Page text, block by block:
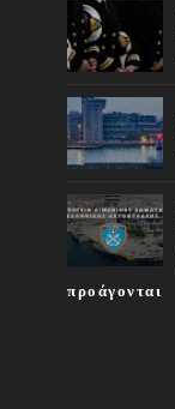
προάγονται